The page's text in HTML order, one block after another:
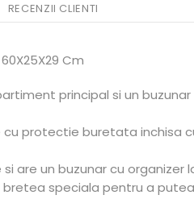
RECENZII CLIENTI
60X25X29 Cm
principal si un
protectie buretata inchisa
are un buzunar cu organizer
speciala pentru a